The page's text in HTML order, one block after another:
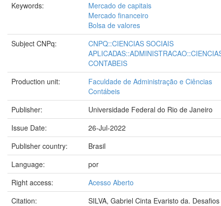
Keywords:
Mercado de capitais
Mercado financeiro
Bolsa de valores
Subject CNPq:
CNPQ::CIENCIAS SOCIAIS
CONTABEIS
Production unit:
Faculdade de Administração e Ciências
Contábeis
Publisher:
Universidade Federal do Rio de Janeiro
Issue Date:
26-Jul-2022
Publisher country:
Brasil
Language:
por
Right access:
Acesso Aberto
Citation:
SILVA, Gabriel Cinta Evaristo da. Desafios